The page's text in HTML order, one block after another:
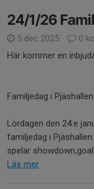
24/1/26
5 dec 2025
0
Här kommer en
Familjedag i Pjäshallen
Lördagen den 24:e
familjedag i
spelar
Läs mer